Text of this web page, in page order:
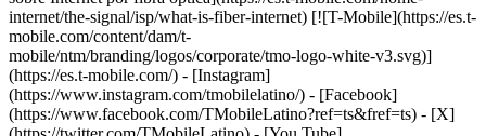
internet/the-signal/isp/what-is-fiber-internet) [![T-Mobile](https://es.t-
mobile.com/content/dam/t-
mobile/ntm/branding/logos/corporate/tmo-logo-white-v3.svg)]
(https://es.t-mobile.com/) - [Instagram]
(https://www.instagram.com/tmobilelatino/) - [Facebook]
(https://www.facebook.com/TMobileLatino?ref=ts&fref=ts) - [X]